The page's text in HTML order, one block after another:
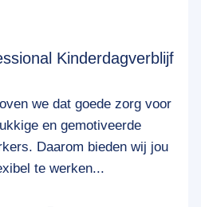
Kinderdagverblijf
we dat goede zorg voor
en gemotiveerde
Daarom bieden wij jou
te werken...